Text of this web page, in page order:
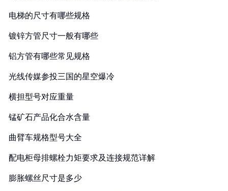
电梯的尺寸有哪些规格
镀锌方管尺寸一般有哪些
铝方管有哪些常见规格
光线传媒参投三国的星空爆冷
横担型号对应重量
锰矿石产品化合水含量
曲臂车规格型号大全
配电柜母排螺栓力矩要求及连接规范详解
膨胀螺丝尺寸是多少